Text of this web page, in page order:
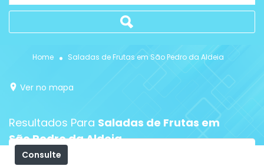
Home Saladas de Frutas em São Pedro da Aldeia
Ver no mapa
Resultados Para Saladas de Frutas em
São Pedro da Aldeia
Consulte